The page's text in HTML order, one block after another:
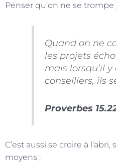
Penser qu’on ne se trompe
Quand on ne
les projets
mais lorsqu’il
conseillers, ils
Proverbes
C’est aussi se croire à
moyens ;